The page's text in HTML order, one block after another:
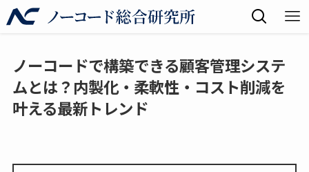
ノーコードで構築できる顧客管理システ
ムとは？内製化・柔軟性・コスト削減を
叶える最新トレンド